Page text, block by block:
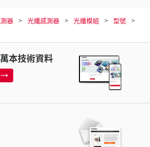
器 光纖感測器 光纖模組
型號
本技術資料